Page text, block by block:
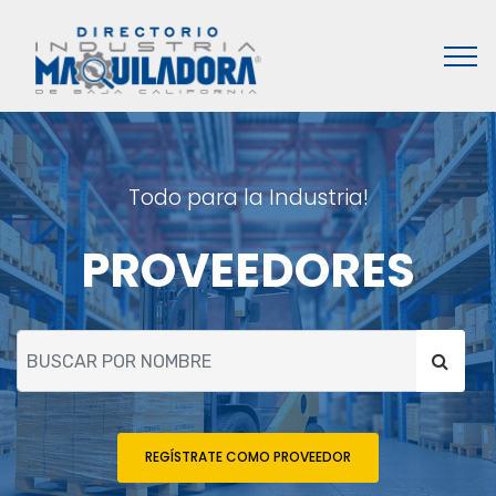
Todo para la Industria!
PROVEEDORES
REGÍSTRATE COMO PROVEEDOR